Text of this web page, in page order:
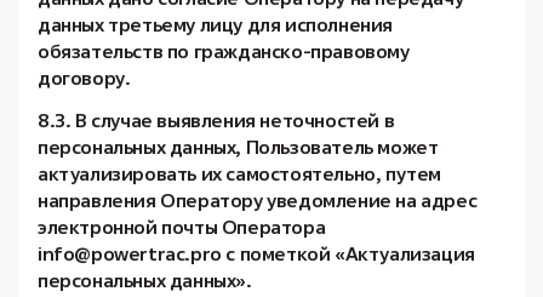
данных третьему лицу для исполнения
обязательств по гражданско-правовому
договору.
8.3. В случае выявления неточностей в
персональных данных, Пользователь может
актуализировать их самостоятельно, путем
направления Оператору уведомление на адрес
электронной почты Оператора
info@powertrac.pro с пометкой «Актуализация
персональных данных».